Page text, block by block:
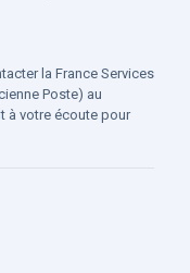
la France Services
Poste) au
à votre écoute pour